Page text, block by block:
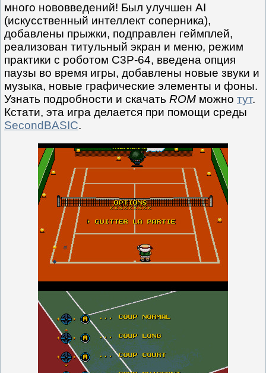
много нововведений! Был улучшен AI
(искусственный интеллект соперника),
добавлены прыжки, подправлен геймплей,
реализован титульный экран и меню, режим
практики с роботом C3P-64, введена опция
паузы во время игры, добавлены новые звуки и
музыка, новые графические элементы и фоны.
Узнать подробности и скачать ROM можно тут.
Кстати, эта игра делается при помощи среды
SecondBASIC.